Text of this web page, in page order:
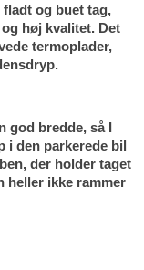
fladt og buet tag,
høj kvalitet. Det
termoplader,
god bredde, så I
i den parkerede bil
der holder taget
heller ikke rammer